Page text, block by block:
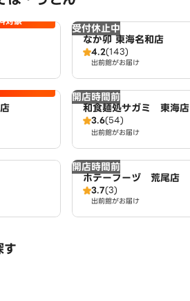
対象 受付休止中
なか卯 東海名和店
4.2(143)
出前館がお届け
開店時間前
和食麺処サガミ 東海店
3.6(54)
出前館がお届け
開店時間前
ホテーフーヅ 荒尾店
3.7(3)
出前館がお届け